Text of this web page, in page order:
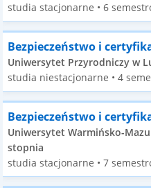
studia stacjonarne • 6
Bezpieczeństwo i
Uniwersytet Przyrodniczy w
studia niestacjonarne • 4
Bezpieczeństwo i
Uniwersytet Warmińsko-
stopnia
studia stacjonarne • 7